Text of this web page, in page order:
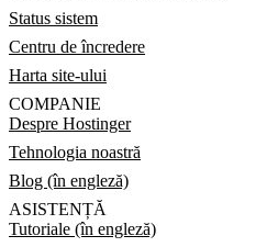
Status sistem
Centru de încredere
Harta site-ului
COMPANIE
Despre Hostinger
Tehnologia noastră
Blog (în engleză)
ASISTENȚĂ
Tutoriale (în engleză)